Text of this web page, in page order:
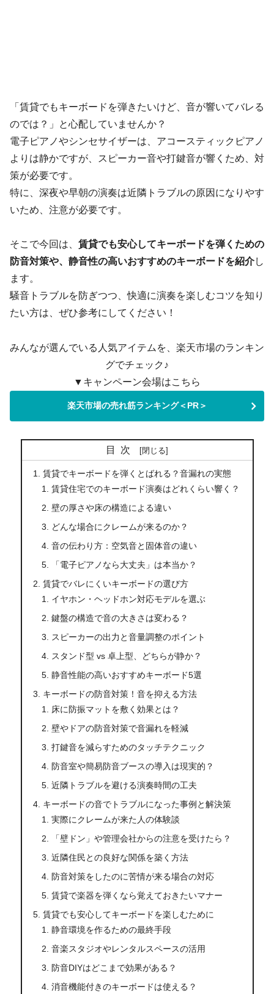
「賃貸でもキーボードを弾きたいけど、音が響いてバレる
のでは？」と心配していませんか？
電子ピアノやシンセサイザーは、アコースティックピアノ
よりは静かですが、スピーカー音や打鍵音が響くため、対
策が必要です。
特に、深夜や早朝の演奏は近隣トラブルの原因になりやす
いため、注意が必要です。
そこで今回は、 賃貸でも安心してキーボードを弾くための
防音対策や、静音性の高いおすすめのキーボードを紹介し
ます。
騒音トラブルを防ぎつつ、快適に演奏を楽しむコツを知り
たい方は、ぜひ参考にしてください！
みんなが選んでいる人気アイテムを、楽天市場のランキン
グでチェック♪
▼キャンペーン会場はこちら
楽天市場の売れ筋ランキング＜PR＞
目次
賃貸でキーボードを弾くとばれる？音漏れの実態
賃貸住宅でのキーボード演奏はどれくらい響く？
壁の厚さや床の構造による違い
どんな場合にクレームが来るのか？
音の伝わり方：空気音と固体音の違い
「電子ピアノなら大丈夫」は本当か？
賃貸でバレにくいキーボードの選び方
イヤホン・ヘッドホン対応モデルを選ぶ
鍵盤の構造で音の大きさは変わる？
スピーカーの出力と音量調整のポイント
スタンド型 vs 卓上型、どちらが静か？
静音性能の高いおすすめキーボード5選
キーボードの防音対策！音を抑える方法
床に防振マットを敷く効果とは？
壁やドアの防音対策で音漏れを軽減
打鍵音を減らすためのタッチテクニック
防音室や簡易防音ブースの導入は現実的？
近隣トラブルを避ける演奏時間の工夫
キーボードの音でトラブルになった事例と解決策
実際にクレームが来た人の体験談
「壁ドン」や管理会社からの注意を受けたら？
近隣住民との良好な関係を築く方法
防音対策をしたのに苦情が来る場合の対応
賃貸で楽器を弾くなら覚えておきたいマナー
賃貸でも安心してキーボードを楽しむために
静音環境を作るための最終手段
音楽スタジオやレンタルスペースの活用
防音DIYはどこまで効果がある？
消音機能付きのキーボードは使える？